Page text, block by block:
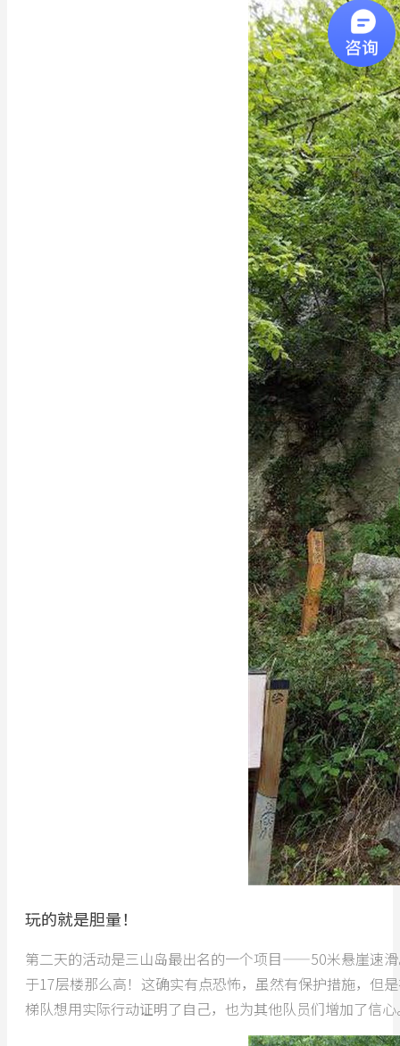
玩的就是胆量！
第二天的活动是三山岛最出名的一个项目——50米悬崖速
于17层楼那么高！这确实有点恐怖，虽然有保护措施，但
梯队想用实际行动证明了自己，也为其他队员们增加了信